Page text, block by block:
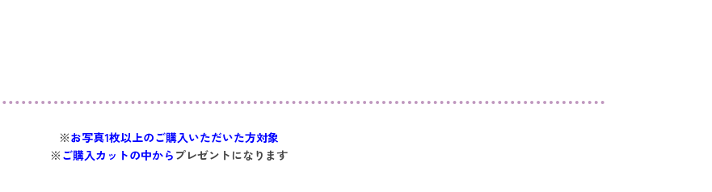
※お写真1枚以上のご購入いただいた方対象
※ ご購入カットの中から プレゼントになります